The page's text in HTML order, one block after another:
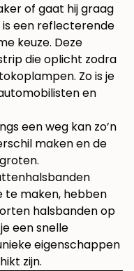
of gaat hij graag
is een reflecterende
keuze. Deze
die oplicht zodra
Zo is je
en
een weg kan zo’n
maken en de
te maken, hebben
halsbanden op
een snelle
eigenschappen
zijn.